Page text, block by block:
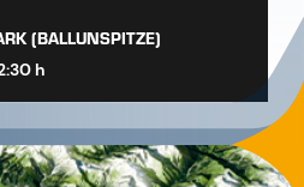
(BALLUNSPITZE)
h